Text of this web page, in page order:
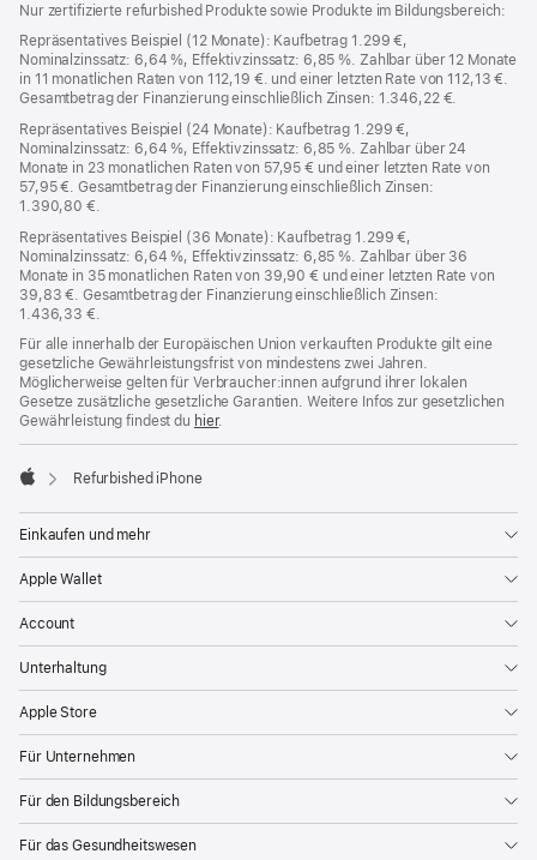
Nur zertifizierte refurbished Produkte sowie Produkte im Bildungsbereich:
Repräsentatives Beispiel (12 Monate): Kaufbetrag 1.299 €,
Nominalzinssatz: 6,64 %, Effektivzinssatz: 6,85 %. Zahlbar über 12 Monate
in 11 monatlichen Raten von 112,19 €. und einer letzten Rate von 112,13 €.
Gesamtbetrag der Finanzierung einschließlich Zinsen: 1.346,22 €.
Repräsentatives Beispiel (24 Monate): Kaufbetrag 1.299 €,
Nominalzinssatz: 6,64 %, Effektivzinssatz: 6,85 %. Zahlbar über 24
Monate in 23 monatlichen Raten von 57,95 € und einer letzten Rate von
57,95 €. Gesamtbetrag der Finanzierung einschließlich Zinsen:
1.390,80 €.
Repräsentatives Beispiel (36 Monate): Kaufbetrag 1.299 €,
Nominalzinssatz: 6,64 %, Effektivzinssatz: 6,85 %. Zahlbar über 36
Monate in 35 monatlichen Raten von 39,90 € und einer letzten Rate von
39,83 €. Gesamtbetrag der Finanzierung einschließlich Zinsen:
1.436,33 €.
Für alle innerhalb der Europäischen Union verkauften Produkte gilt eine
gesetzliche Gewährleistungsfrist von mindestens zwei Jahren.
Möglicherweise gelten für Verbraucher:innen aufgrund ihrer lokalen
Gesetze zusätzliche gesetzliche Garantien. Weitere Infos zur gesetzlichen
Gewährleistung findest du hier.
Refurbished iPhone
Einkaufen und mehr
Apple Wallet
Account
Unterhaltung
Apple Store
Für Unternehmen
Für den Bildungsbereich
Für das Gesundheitswesen